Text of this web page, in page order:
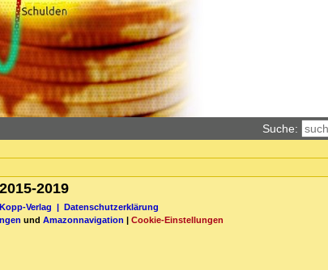
Suche:
2019
Verlag |
Datenschutzerklärung
und Amazonnavigation Cookie-Einstellungen